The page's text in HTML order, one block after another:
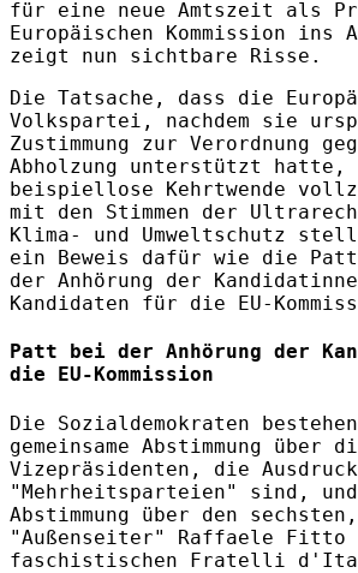
für eine neue Amtszeit als
Europäischen Kommission ins
zeigt nun sichtbare Risse.
Die Tatsache, dass die
Volkspartei, nachdem sie
Zustimmung zur Verordnung
Abholzung unterstützt hatte,
beispiellose Kehrtwende
mit den Stimmen der
Klima- und Umweltschutz
ein Beweis dafür wie die
der Anhörung der
Kandidaten für die EU-
Patt bei der Anhörung der
die EU-Kommission
Die Sozialdemokraten
gemeinsame Abstimmung über
Vizepräsidenten, die
"Mehrheitsparteien" sind,
Abstimmung über den
"Außenseiter" Raffaele Fitto
faschistischen Fratelli